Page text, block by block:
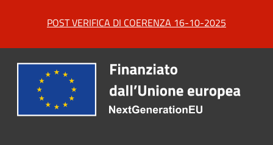
POST VERIFICA DI COERENZA 16-10-2025